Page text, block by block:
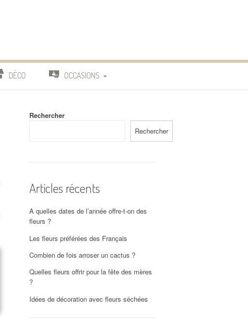
DÉCO OCCASIONS
Rechercher
Rechercher
Articles récents
A quelles dates de l’année offre-t-on des
fleurs ?
Les fleurs préférées des Français
Combien de fois arroser un cactus ?
Quelles fleurs offrir pour la fête des mères
?
Idées de décoration avec fleurs séchées